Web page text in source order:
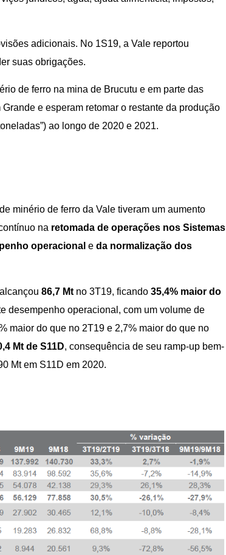
adicionais. No 1S19, a Vale reportou
suas obrigações.
de ferro na mina de Brucutu e em parte das
e esperam retomar o restante da produção
ao longo de 2020 e 2021.
minério de ferro da Vale tiveram um aumento
na retomada de operações nos Sistemas
operacional e da normalização dos
alcançou 86,7 Mt no 3T19, ficando 35,4% maior do
desempenho operacional, com um volume de
maior do que no 2T19 e 2,7% maior do que no
Mt de S11D, consequência de seu ramp-up bem-
Mt em S11D em 2020.